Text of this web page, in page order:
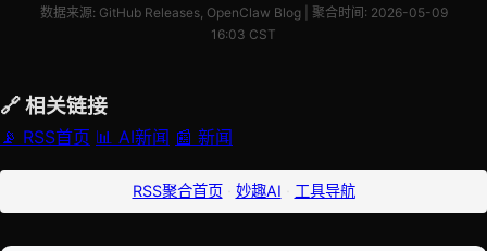
数据来源: GitHub Releases, OpenClaw Blog | 聚合时间: 2026-05-09
16:03 CST
🔗 相关链接
📡 RSS首页 📊 AI新闻 📰 新闻
RSS聚合首页· 妙趣AI 工具导航